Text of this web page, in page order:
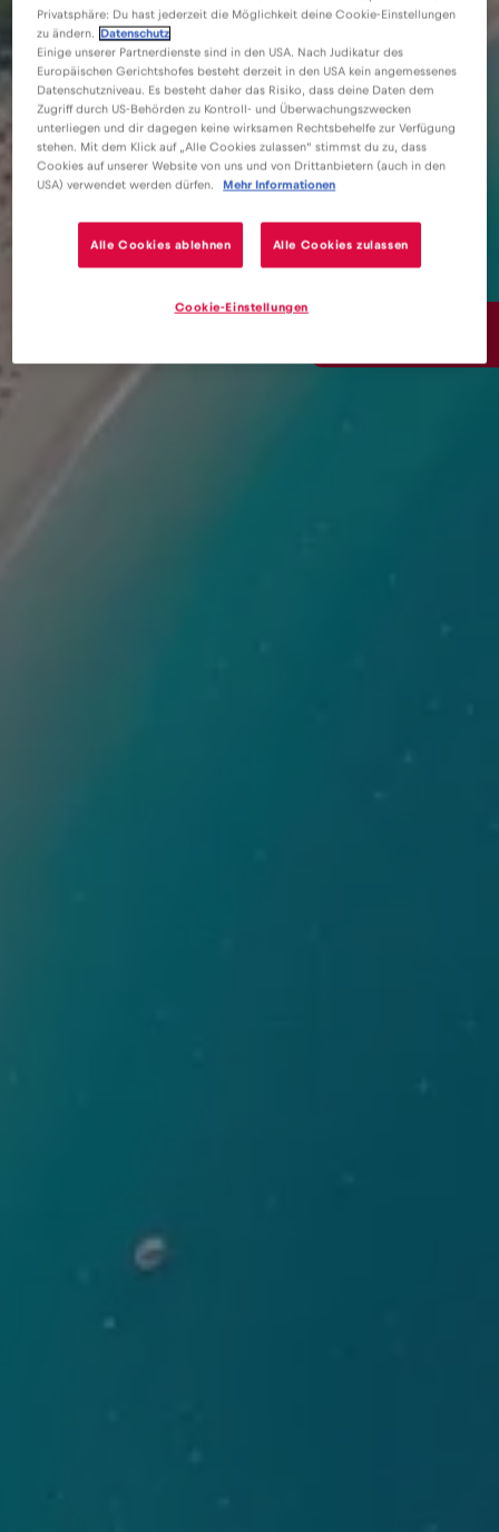
Privatsphäre: Du hast jederzeit die Möglichkeit deine Cookie-Einstellungen
zu ändern.
Datenschutz
Einige unserer Partnerdienste sind in den USA. Nach Judikatur des
Europäischen Gerichtshofes besteht derzeit in den USA kein angemessenes
Datenschutzniveau. Es besteht daher das Risiko, dass deine Daten dem
Zugriff durch US-Behörden zu Kontroll- und Überwachungszwecken
unterliegen und dir dagegen keine wirksamen Rechtsbehelfe zur Verfügung
stehen. Mit dem Klick auf „Alle Cookies zulassen“ stimmst du zu, dass
Cookies auf unserer Website von uns und von Drittanbietern (auch in den
USA) verwendet werden dürfen.
Mehr Informationen
Alle Cookies ablehnen Alle Cookies zulassen
Cookie-Einstellungen